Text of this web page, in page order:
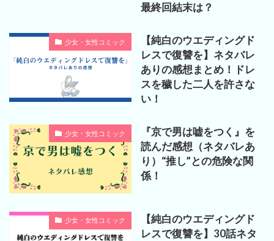
最終回結末は？
少女・女性コミック
【純白のウエディングド
レスで復讐を】ネタバレ
ありの感想まとめ！ドレ
スを穢した二人を許さな
い！
少女・女性コミック
『京で男は嘘をつく』を
読んだ感想（ネタバレあ
り）“推し”との危険な関
係！
少女・女性コミック
【純白のウエディングド
レスで復讐を】30話ネタ